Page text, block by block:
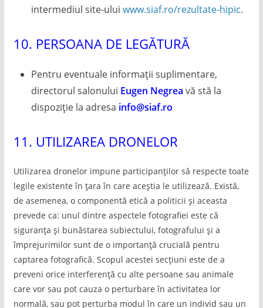
intermediul site-ului www.siaf.ro/rezultate-hipic.
10. PERSOANA DE LEGĂTURĂ
Pentru eventuale informații suplimentare,
directorul salonului Eugen Negrea vă stă la
dispoziție la adresa info@siaf.ro
11. UTILIZAREA DRONELOR
Utilizarea dronelor impune participanților să respecte toate
legile existente în țara în care aceștia le utilizează. Există,
de asemenea, o componentă etică a politicii și aceasta
prevede ca: unul dintre aspectele fotografiei este că
siguranța și bunăstarea subiectului, fotografului și a
împrejurimilor sunt de o importanță crucială pentru
captarea fotografică. Scopul acestei secțiuni este de a
preveni orice interferență cu alte persoane sau animale
care vor sau pot cauza o perturbare în activitatea lor
normală, sau pot perturba modul în care un individ sau un